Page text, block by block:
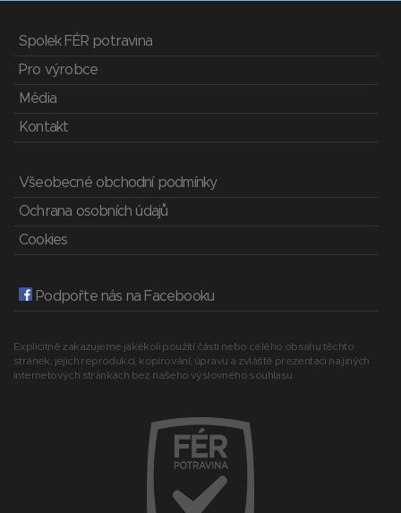
Spolek FÉR potravina
Pro výrobce
Média
Kontakt
Všeobecné obchodní podmínky
Ochrana osobních údajů
Cookies
Podpořte nás na Facebooku
Explicitně zakazujeme jakékoli použití části nebo celého obsahu těchto
stránek, jejich reprodukci, kopírování, úpravu a zvláště prezentaci na jiných
internetových stránkách bez našeho výslovného souhlasu.